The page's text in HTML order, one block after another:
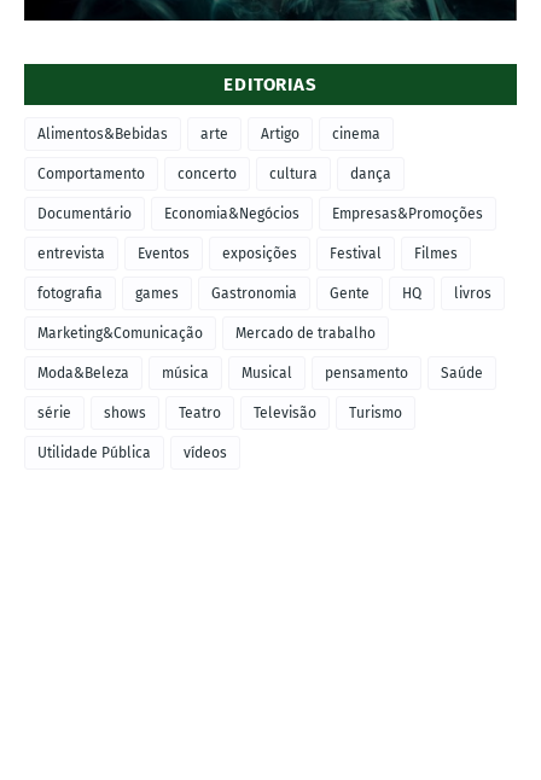
EDITORIAS
Alimentos&Bebidas arte Artigo cinema
Comportamento concerto cultura dança
Documentário Economia&Negócios Empresas&Promoções
entrevista Eventos exposições Festival Filmes
fotografia games Gastronomia Gente HQ livros
Marketing&Comunicação Mercado de trabalho
Moda&Beleza música Musical pensamento Saúde
série shows Teatro Televisão Turismo
Utilidade Pública vídeos